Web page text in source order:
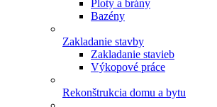
Ploty a brány
Bazény
Zakladanie stavby
Zakladanie stavieb
Výkopové práce
Rekonštrukcia domu a bytu